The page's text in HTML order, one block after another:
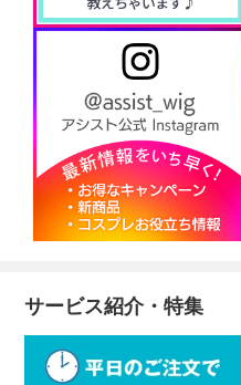
サービス紹介・特集